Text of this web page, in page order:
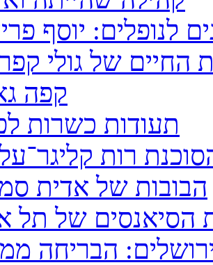
לנופלים: יוסף
החיים של גולי
קפה
תעודות כשרות
רות
הבובות של אדית
של תל
הבריחה